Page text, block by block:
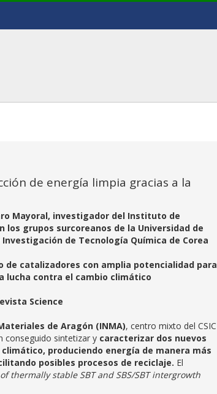
de energía limpia gracias a la
Mayoral, investigador del Instituto de
los grupos surcoreanos de la Universidad de
de Tecnología Química de Corea
catalizadores con amplia potencialidad para
lucha contra el cambio climático
Science
de Aragón (INMA), centro mixto del CSIC
conseguido sintetizar y caracterizar dos nuevos
produciendo energía de manera más
posibles procesos de reciclaje. El
thermally stable SBT and SBS/SBT intergrowth